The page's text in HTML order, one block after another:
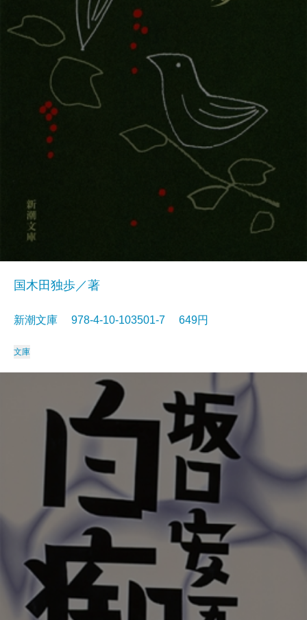
国木田独歩／著
新潮文庫 978-4-10-103501-7 649円
文庫